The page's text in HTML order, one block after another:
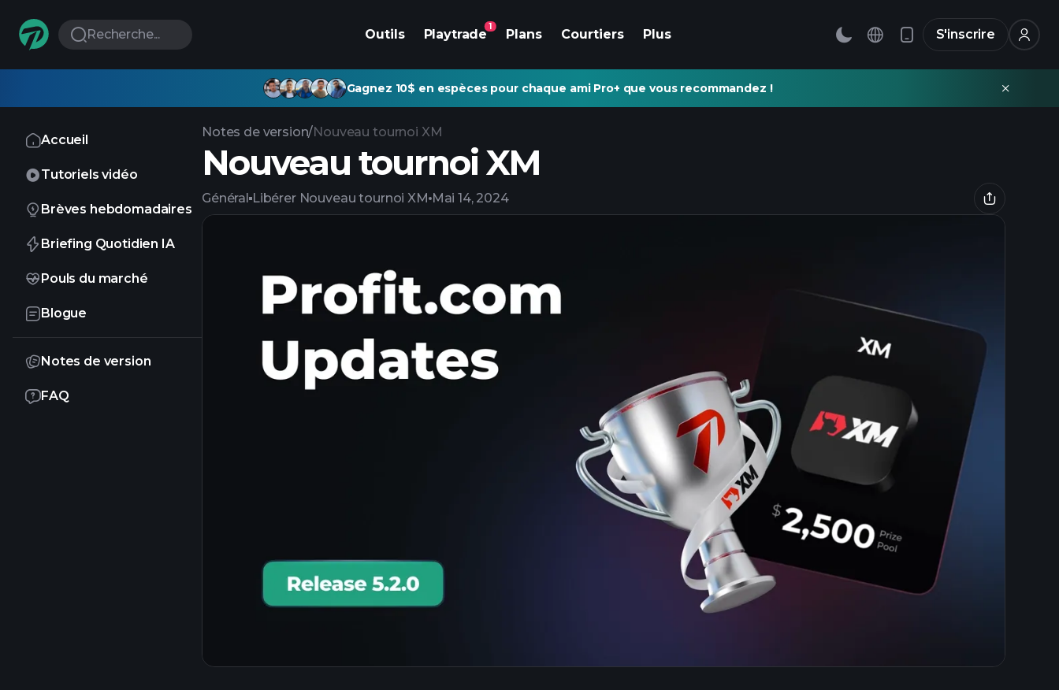
Recherche... Outils Playtrade
1
Plans Courtiers Plus S'inscrire
Gagnez 10$ en espèces pour chaque ami Pro+ que vous recommandez !
Accueil
Tutoriels vidéo
Brèves hebdomadaires
Briefing Quotidien IA
Pouls du marché
Blogue
Notes de version
FAQ
Notes de version/Nouveau tournoi XM
Nouveau tournoi XM
Général Libérer Nouveau tournoi XM Mai 14, 2024